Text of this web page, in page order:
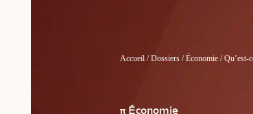
Accueil /Dossiers /Économie /Qu’est-
π Économie